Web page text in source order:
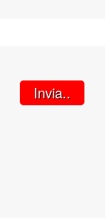
Invia..